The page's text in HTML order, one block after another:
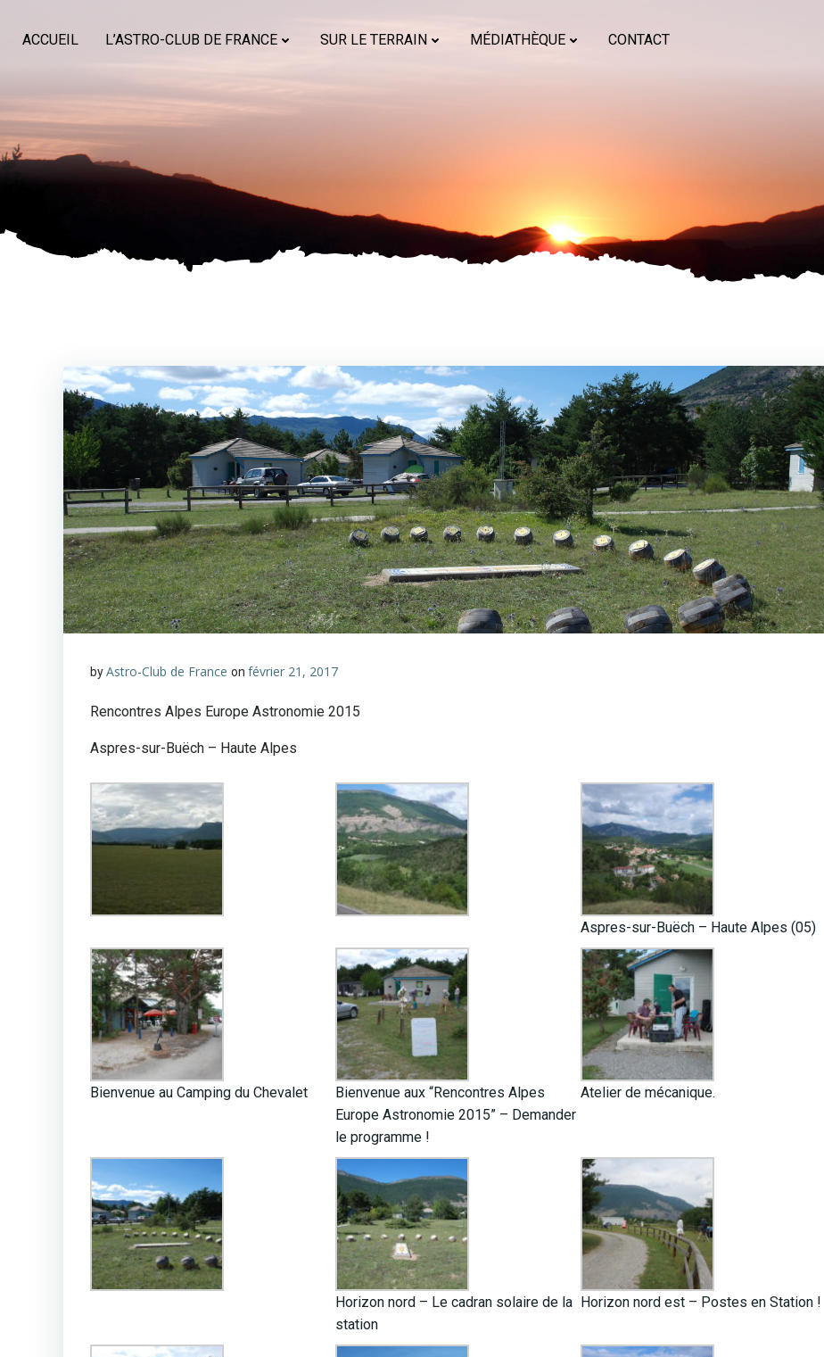
ACCUEIL L’ASTRO-CLUB DE FRANCE SUR LE TERRAIN MÉDIATHÈQUE CONTACT
byAstro-Club de France on février 21, 2017
Rencontres Alpes Europe Astronomie 2015
Aspres-sur-Buëch – Haute Alpes
Aspres-sur-Buëch – Haute Alpes (05)
Bienvenue au Camping du Chevalet
Bienvenue aux “Rencontres Alpes
Europe Astronomie 2015” – Demander
le programme !
Atelier de mécanique.
Horizon nord – Le cadran solaire de la
station
Horizon nord est – Postes en Station !